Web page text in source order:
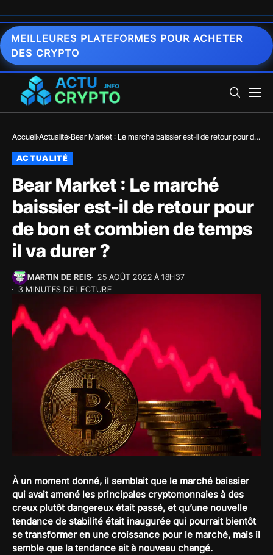
MEILLEURES PLATEFORMES POUR ACHETER
DES CRYPTO
Accueil Actualité Bear Market : Le marché baissier est-il de retour pour de
ACTUALITÉ
Bear Market : Le marché
baissier est-il de retour pour
de bon et combien de temps
il va durer ?
MARTIN DE REIS
25 AOÛT 2022 À 18H37
3 MINUTES DE LECTURE
À un moment donné, il semblait que le marché baissier
qui avait amené les principales cryptomonnaies à des
creux plutôt dangereux était passé, et qu’une nouvelle
tendance de stabilité était inaugurée qui pourrait bientôt
se transformer en une croissance pour le marché, mais il
semble que la tendance ait à nouveau changé.